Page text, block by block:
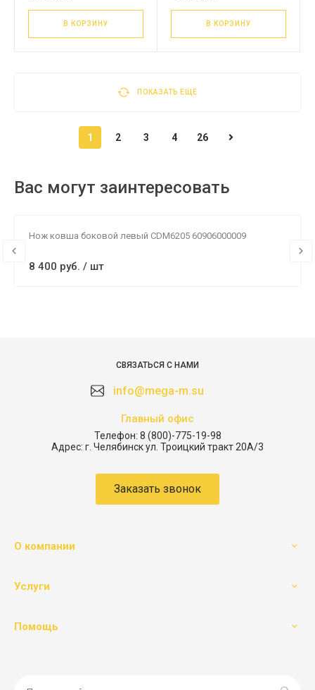
В КОРЗИНУ В КОРЗИНУ
ПОКАЗАТЬ ЕЩЕ
1 2 3 4 26
Вас могут заинтересовать
Нож ковша боковой левый CDM6205 60906000009
8 400 руб. / шт
СВЯЗАТЬСЯ С НАМИ
info@mega-m.su
Главный офис
Телефон: 8 (800)-775-19-98
Адрес: г. Челябинск ул. Троицкий тракт 20А/3
Заказать звонок
О компании
Услуги
Помощь